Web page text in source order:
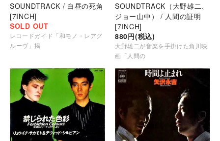
SOUNDTRACK / 白昼の死角
[7INCH]
SOLD OUT
レコードガイド「和モノ・レアグ
ルーヴ」掲
SOUNDTRACK（大野雄二、
ジョー山中） / 人間の証明
[7INCH]
880円(税込)
大野雄二が音楽を手掛けた角川映
画「人間の